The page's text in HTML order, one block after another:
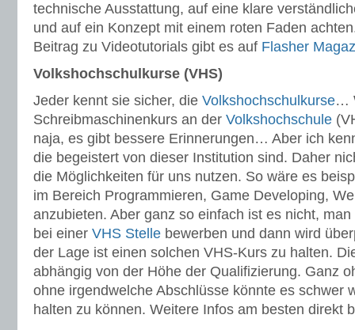
technische Ausstattung, auf eine klare
und auf ein Konzept mit einem roten Faden
Beitrag zu Videotutorials gibt es auf Flasher
Volkshochschulkurse (VHS)
Jeder kennt sie sicher, die Volkshochschulkurse…
Schreibmaschinenkurs an der Volkshochschule
naja, es gibt bessere Erinnerungen… Aber ich
die begeistert von dieser Institution sind. Daher
die Möglichkeiten für uns nutzen. So wäre es
im Bereich Programmieren, Game Developing,
anzubieten. Aber ganz so einfach ist es nicht,
bei einer VHS Stelle bewerben und dann wird
der Lage ist einen solchen VHS-Kurs zu halten.
abhängig von der Höhe der Qualifizierung. Ganz
ohne irgendwelche Abschlüsse könnte es schwer
halten zu können. Weitere Infos am besten direkt